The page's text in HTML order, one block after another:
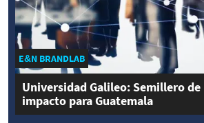
E&N BRANDLAB
Universidad Galileo: Semillero
impacto para Guatemala